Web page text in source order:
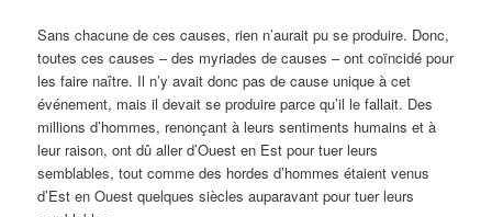
Sans chacune de ces causes, rien n’aurait pu se produire. Donc,
toutes ces causes – des myriades de causes – ont coïncidé pour
les faire naître. Il n’y avait donc pas de cause unique à cet
événement, mais il devait se produire parce qu’il le fallait. Des
millions d’hommes, renonçant à leurs sentiments humains et à
leur raison, ont dû aller d’Ouest en Est pour tuer leurs
semblables, tout comme des hordes d’hommes étaient venus
d’Est en Ouest quelques siècles auparavant pour tuer leurs